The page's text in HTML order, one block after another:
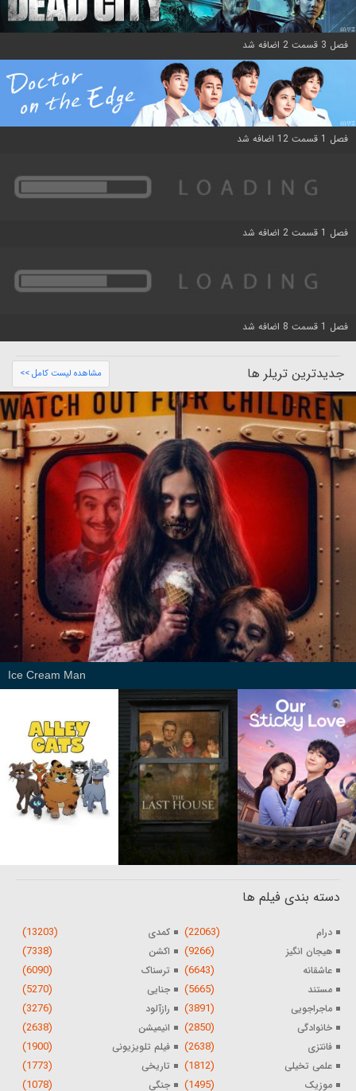
فصل 3 قسمت 2 اضافه شد
فصل 1 قسمت 12 اضافه شد
فصل 1 قسمت 2 اضافه شد
فصل 1 قسمت 8 اضافه شد
جدیدترین تریلر ها مشاهده لیست کامل >>
Ice Cream Man
دسته بندی فیلم ها
درام (22063) کمدی (13203)
هیجان انگیز (9266) اکشن (7338)
عاشقانه (6643) ترسناک (6090)
مستند (5665) جنایی (5270)
ماجراجویی (3891) رازآلود (3276)
خانوادگی (2850) انیمیشن (2638)
فانتزی (2638) فیلم تلویزیونی (1900)
علمی تخیلی (1812) تاریخی (1773)
موزیک (1495) جنگی (1078)